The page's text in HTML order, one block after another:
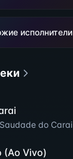
исполнители
Saudade do Carai
(Ao Vivo)